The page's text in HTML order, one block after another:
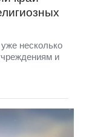
несколько
и